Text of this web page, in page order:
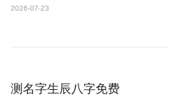
2026-07-23
测名字生辰八字免费